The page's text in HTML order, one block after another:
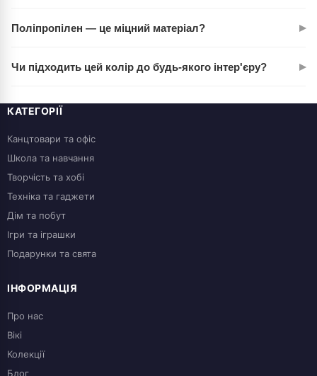
достатньо на кілька днів. Якщо відходів більше, варто
Поліпропілен — це міцний матеріал? ▸
довго зберігає форму. При нормальному використанні таке
Чи підходить цей колір до будь-якого інтер'єру? ▸
гармоніює з більшістю офісних стилів і домашнім дизайном.
КАТЕГОРІЇ
Канцтовари та офіс
Школа та навчання
Творчість та хобі
Техніка та гаджети
Дім та побут
Ігри та іграшки
Подарунки та свята
ІНФОРМАЦІЯ
Про нас
Вікі
Колекції
Блог